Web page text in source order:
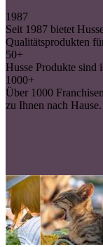
1987
Seit 1987 bietet
Qualitätsprodukten
50+
Husse Produkte
1000+
Über 1000
zu Ihnen nach Hause.